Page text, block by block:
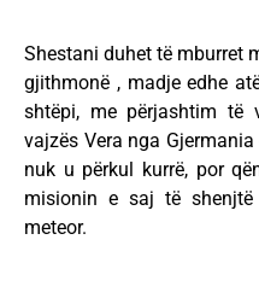
Shestani duhet të mburret
gjithmonë , madje edhe
shtëpi, me përjashtim të
vajzës Vera nga
nuk u përkul kurrë, por
misionin e saj të
meteor.